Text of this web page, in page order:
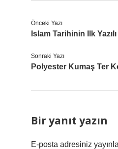
Önceki Yazı
Islam Tarihinin Ilk
Sonraki Yazı
Polyester Kumaş Ter
Bir yanıt yazın
E-posta adresiniz